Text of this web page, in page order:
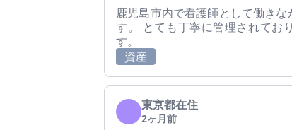
鹿児島市内で看護師として働き
す。 とても丁寧に管理されてお
す。
資産
東京都在住
2ヶ月前